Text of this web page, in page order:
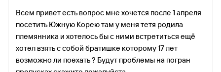
Всем привет есть вопрос мне хочется после 1 апреля
посетить Южную Корею там у меня тетя родила
племянника и хотелось бы с ними встретиться ещё
хотел взять с собой братишке которому 17 лет
возможно ли поехать ? Будут проблемы на погран